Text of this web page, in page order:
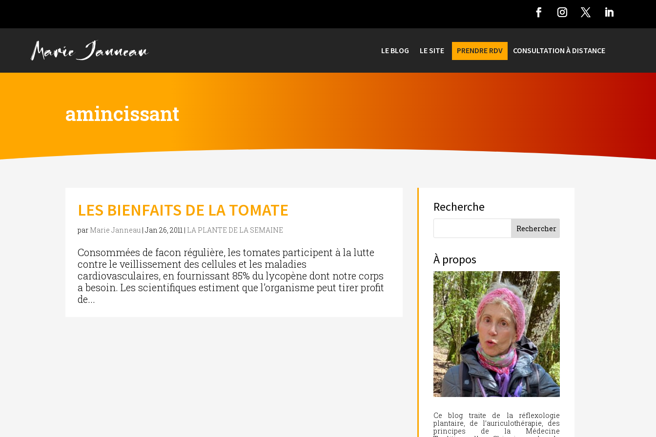
LE BLOG LE SITE PRENDRE RDV CONSULTATION À DISTANCE
amincissant
LES BIENFAITS DE LA TOMATE
par Marie Janneau |Jan 26, 2011 | LA PLANTE DE LA SEMAINE
Consommées de facon régulière, les tomates participent à la lutte
contre le veillissement des cellules et les maladies
cardiovasculaires, en fournissant 85% du lycopène dont notre corps
a besoin. Les scientifiques estiment que l’organisme peut tirer profit
de...
Recherche
À propos
Ce blog traite de la réflexologie
plantaire, de l’auriculothérapie, des
principes de la Médecine